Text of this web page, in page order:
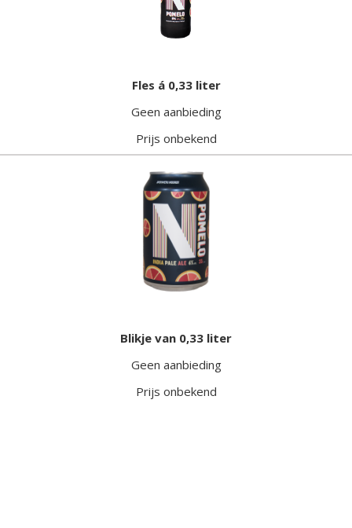
Fles á 0,33 liter
Geen aanbieding
Prijs onbekend
Blikje van 0,33 liter
Geen aanbieding
Prijs onbekend